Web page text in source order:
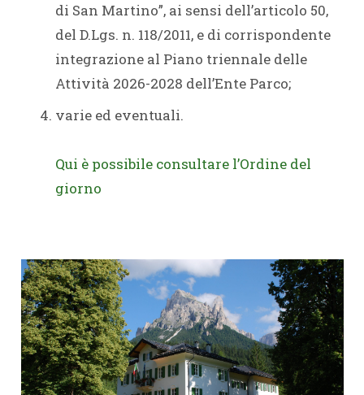
di San Martino”, ai sensi dell’articolo 50,
del D.Lgs. n. 118/2011, e di corrispondente
integrazione al Piano triennale delle
Attività 2026-2028 dell’Ente Parco;
varie ed eventuali.
Qui è possibile consultare l’Ordine del
giorno